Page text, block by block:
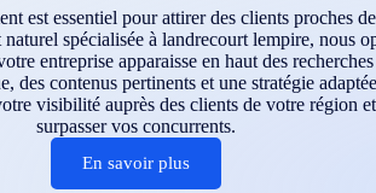
est essentiel pour attirer des clients proches
naturel spécialisée à landrecourt lempire, nous
entreprise apparaisse en haut des
des contenus pertinents et une stratégie
visibilité auprès des clients de votre région
surpasser vos concurrents.
En savoir plus